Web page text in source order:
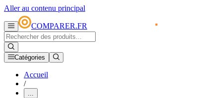
Aller au contenu principal
COMPARER.FR
Catégories
Accueil
/
...